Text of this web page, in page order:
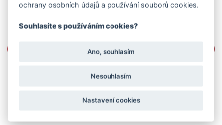
ochrany osobních údajů a používání souborů cookies.
Souhlasíte s používáním cookies?
Ano, souhlasím
Nesouhlasím
Nastavení cookies